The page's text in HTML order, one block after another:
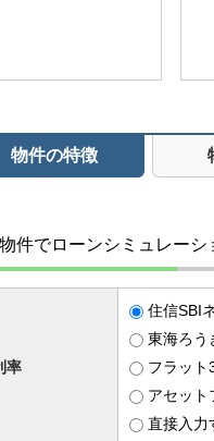
物件の特徴
件でローンシミュレーシ
率
住信SBI
東海ろう
フラット
アセット
直接入力